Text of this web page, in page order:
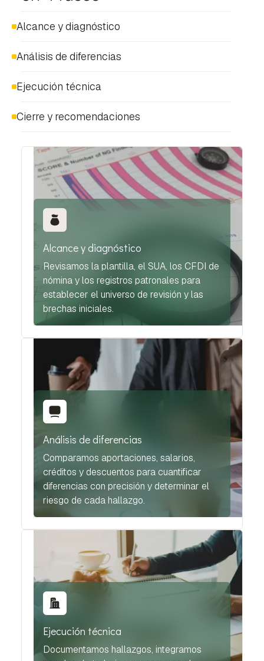
Alcance y diagnóstico
Análisis de diferencias
Ejecución técnica
Cierre y recomendaciones
Alcance y diagnóstico
Revisamos la plantilla, el SUA, los CFDI de
nómina y los registros patronales para
establecer el universo de revisión y las
brechas iniciales.
Análisis de diferencias
Comparamos aportaciones, salarios,
créditos y descuentos para cuantificar
diferencias con precisión y determinar el
riesgo de cada hallazgo.
Ejecución técnica
Documentamos hallazgos, integramos